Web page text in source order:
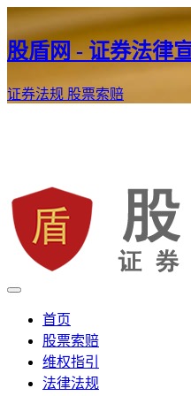
股盾网 - 证券法律
证券法规 股票索赔
股盾网
证券股票维权网
首页
股票索赔
维权指引
法律法规